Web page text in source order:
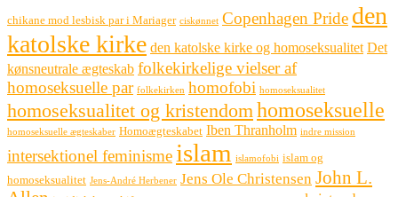
chikane mod lesbisk par i Mariager ciskønnet Copenhagen Pride den
katolske kirke den katolske kirke og homoseksualitet Det
kønsneutrale ægteskab folkekirkelige vielser af
homoseksuelle par folkekirken homofobi homoseksualitet
homoseksualitet og kristendom homoseksuelle
homoseksuelle ægteskaber Homoægteskabet Iben Thranholm indre mission
intersektionel feminisme islam islamofobi islam og
homoseksualitet Jens-André Herbener Jens Ole Christensen John L.